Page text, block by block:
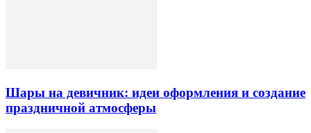
Шары на девичник: идеи оформления и создание
праздничной атмосферы